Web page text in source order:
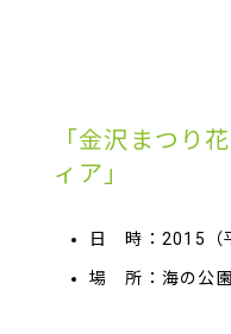
「金沢まつり
ィア」
日 時：2015（
場 所：海の公園